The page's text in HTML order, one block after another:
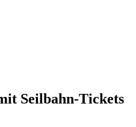
Seilbahn-Tickets